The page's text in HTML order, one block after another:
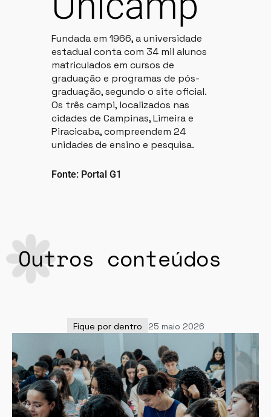
Fundada em 1966, a universidade
estadual conta com 34 mil alunos
matriculados em cursos de
graduação e programas de pós-
graduação, segundo o site oficial.
Os três campi, localizados nas
cidades de Campinas, Limeira e
Piracicaba, compreendem 24
unidades de ensino e pesquisa.
Fonte: Portal G1
Outros conteúdos
Fique por dentro 25 maio 2026